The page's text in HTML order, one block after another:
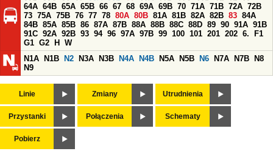
64A 64B 65A 65B 66 67 68 69A 69B 70 71A 71B 72A 72B
73 75A 75B 76 77 78 80A 80B 81A 81B 82A 82B 83 84A
84B 85A 85B 86 87A 87B 88A 88B 88C 88D 89 90 91A 91B
91C 92A 92B 93 94 96 97A 97B 99 100 101 201 202 6.
F1
G1 G2 H
W
N1A
N1B N2 N3A N3B N4A N4B N5A N5B N6 N7A N7B
N8
N9
Linie Zmiany Utrudnienia
Przystanki Połączenia Schematy
Pobierz